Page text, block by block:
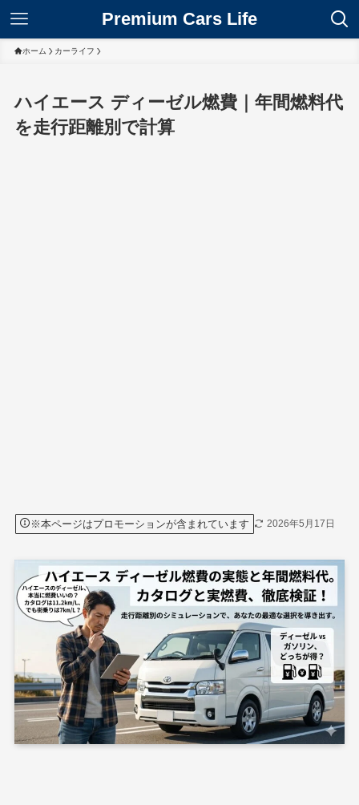
Premium Cars Life
ホーム カーライフ
ハイエース ディーゼル燃費｜年間燃料代
を走行距離別で計算
※本ページはプロモーションが含まれています 2026年5月17日